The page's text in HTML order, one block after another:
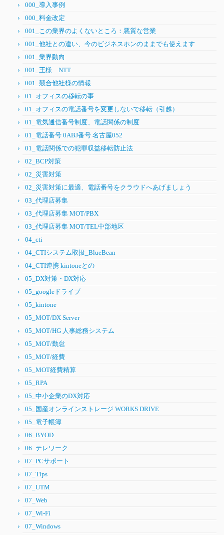
000_導入事例
000_料金改定
001_この業界のよくないところ：悪質な営業
001_他社との違い、今のビジネスホンのままでも使えます
001_業界動向
001_王様 NTT
001_競合他社様の情報
01_オフィスの移転の事
01_オフィスの電話番号を変更しないで移転（引越）
01_電気通信番号制度、電話関係の制度
01_電話番号 0ABJ番号 名古屋052
01_電話関係での犯罪収益移転防止法
02_BCP対策
02_災害対策
02_災害対策に最適、電話番号をクラウドへあげましょう
03_代理店募集
03_代理店募集 MOT/PBX
03_代理店募集 MOT/TEL中部地区
04_cti
04_CTIシステム取扱_BlueBean
04_CTI連携 kintoneとの
05_DX対策・DX対応
05_googleドライブ
05_kintone
05_MOT/DX Server
05_MOT/HG 人事総務システム
05_MOT/勤怠
05_MOT/経費
05_MOT経費精算
05_RPA
05_中小企業のDX対応
05_国産オンラインストレージ WORKS DRIVE
05_電子帳簿
06_BYOD
06_テレワーク
07_PCサポート
07_Tips
07_UTM
07_Web
07_Wi-Fi
07_Windows